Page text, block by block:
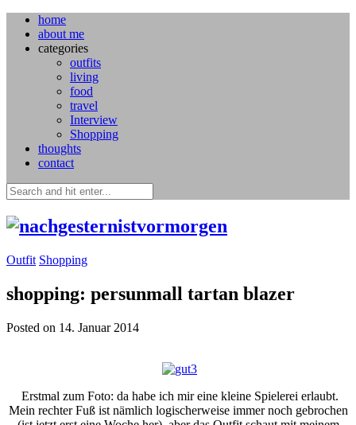
home
about me
categories
outfits
living
food
travel
Interview
Shopping
thoughts
contact
Outfit Shopping
shopping: persunmall tartan blazer
Posted on 14. Januar 2014
Erstmal zum Foto: da habe ich mir eine kleine Spielerei erlaubt.
Mein rechter Fuß ist nämlich logischerweise immer noch gebrochen